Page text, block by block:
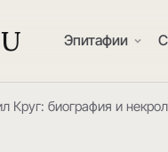
Эпитафии
Круг: биография и